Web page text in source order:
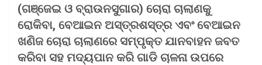
(ଗଞ୍ଜେଇ ଓ ବ୍ରାଉନସୁଗାର) ଚୋରା ଚାଲାଣକୁ
ରୋକିବା, ବେଆଇନ ଅସ୍ତ୍ରଶସ୍ତ୍ର ଏବଂ ବେଆଇନ
ଖଣିଜ ଚୋରା ଚାଲାଣରେ ସମ୍ପୃକ୍ତ ଯାନବାହନ ଜବତ
କରିବା ସହ ମଦ୍ୟପାନ କରି ଗାଡି ଚାଳନା ଉପରେ